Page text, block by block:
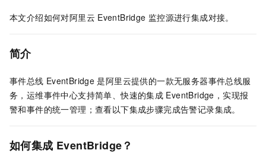
本文介绍如何对阿里云 EventBridge 监控源进行集成对接。
简介
事件总线 EventBridge 是阿里云提供的一款无服务器事件总线服
务，运维事件中心支持简单、快速的集成 EventBridge，实现报
警和事件的统一管理；查看以下集成步骤完成告警记录集成。
如何集成 EventBridge？